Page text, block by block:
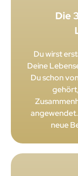
Die
Du wirst
Deine
Du schon
neue